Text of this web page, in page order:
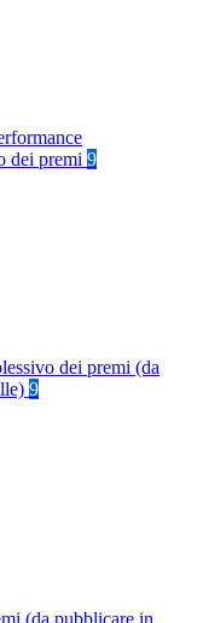
dei premi 9
dei premi (da
9